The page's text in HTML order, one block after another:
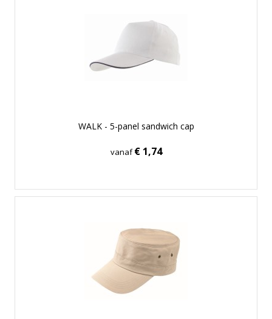
WALK - 5-panel sandwich cap
vanaf€ 1,74